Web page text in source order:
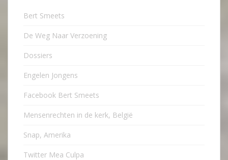
Bert Smeets
De Weg Naar Verzoening
Dossiers
Engelen Jongens
Facebook Bert Smeets
Mensenrechten in de kerk, België
Snap, Amerika
Twitter Mea Culpa